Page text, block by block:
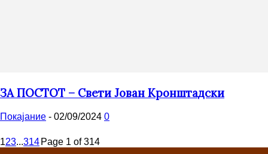
ЗА ПОСТОТ – Свети Јован Кронштадски
Покајание - 02/09/2024 0
123...314 Page 1 of 314